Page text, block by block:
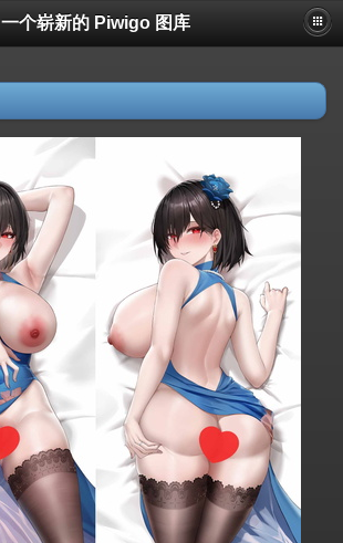
一个崭新的 Piwigo 图库